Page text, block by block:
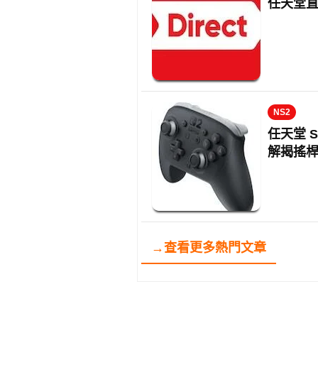
任天堂
NS2
任天堂
解揭搖
→查看更多熱門文章